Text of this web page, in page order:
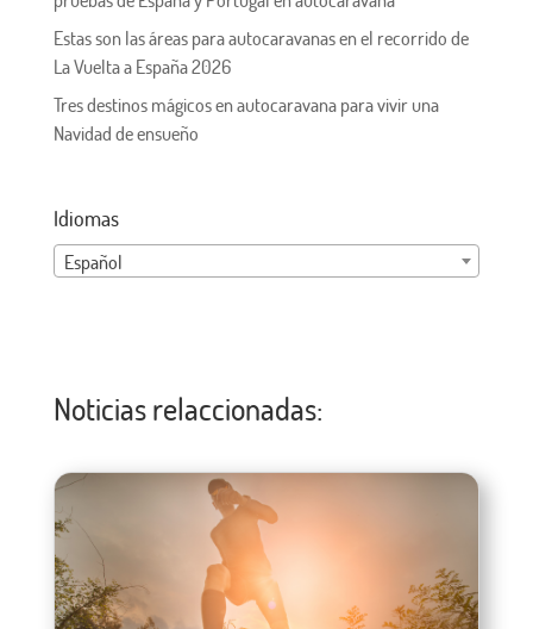
Estas son las áreas para autocaravanas en el recorrido de
La Vuelta a España 2026
Tres destinos mágicos en autocaravana para vivir una
Navidad de ensueño
Idiomas
Español
Noticias relaccionadas: